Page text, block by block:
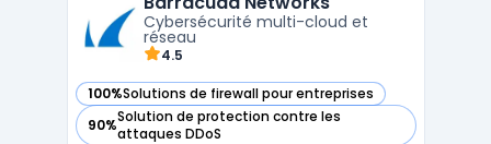
Cybersécurité multi-cloud et
réseau
4.5
100%Solutions de firewall pour entreprises
— voir Barracuda Networks dans cette catégorie
90%Solution de protection contre les
attaques DDoS
— voir Barracuda Networks dans cette catégorie